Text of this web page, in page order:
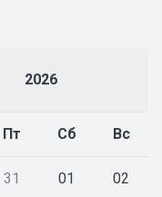
2026
Пт Сб Вс
31 01 02